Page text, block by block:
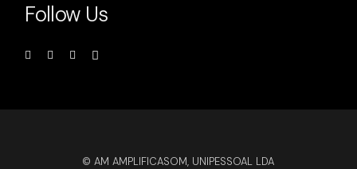
Follow Us
© AM AMPLIFICASOM, UNIPESSOAL LDA